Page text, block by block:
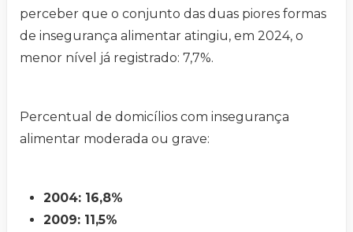
perceber que o conjunto das duas piores formas
de insegurança alimentar atingiu, em 2024, o
menor nível já registrado: 7,7%.
Percentual de domicílios com insegurança
alimentar moderada ou grave:
2004: 16,8%
2009: 11,5%